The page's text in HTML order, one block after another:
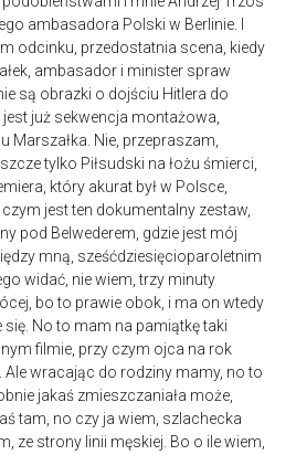
ambasadora Polski w Berlinie. I
odcinku, przedostatnia scena, kiedy
ambasador i minister spraw
są obrazki o dojściu Hitlera do
już sekwencja montażowa,
Marszałka. Nie, przepraszam,
tylko Piłsudski na łożu śmierci,
który akurat był w Polsce,
jest ten dokumentalny zestaw,
pod Belwederem, gdzie jest mój
mną, sześćdziesięcioparoletnim
widać, nie wiem, trzy minuty
bo to prawie obok, i ma on wtedy
się. No to mam na pamiątkę taki
filmie, przy czym ojca na rok
wracając do rodziny mamy, no to
jakaś zmieszczaniała może,
tam, no czy ja wiem, szlachecka
ze strony linii męskiej. Bo o ile wiem,